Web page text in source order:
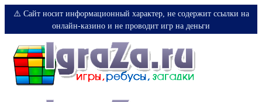
⚠️ Сайт носит информационный характер, не содержит ссылки на
онлайн-казино и не проводит игр на деньги